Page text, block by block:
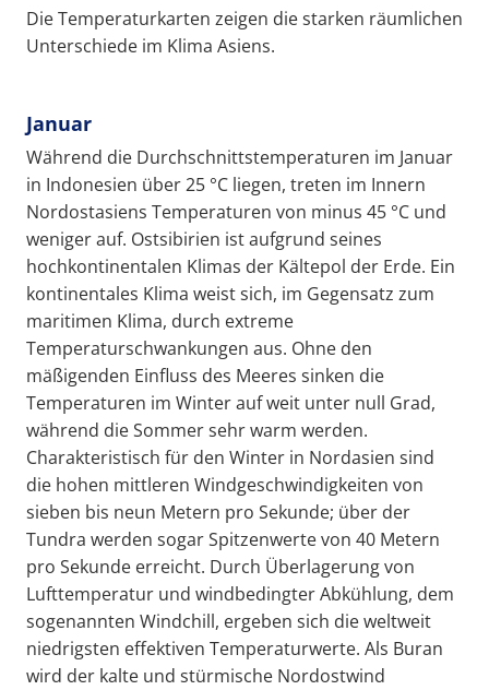
Die Temperaturkarten zeigen die starken räumlichen
Unterschiede im Klima Asiens.
Januar
Während die Durchschnittstemperaturen im Januar
in Indonesien über 25 °C liegen, treten im Innern
Nordostasiens Temperaturen von minus 45 °C und
weniger auf. Ostsibirien ist aufgrund seines
hochkontinentalen Klimas der Kältepol der Erde. Ein
kontinentales Klima weist sich, im Gegensatz zum
maritimen Klima, durch extreme
Temperaturschwankungen aus. Ohne den
mäßigenden Einfluss des Meeres sinken die
Temperaturen im Winter auf weit unter null Grad,
während die Sommer sehr warm werden.
Charakteristisch für den Winter in Nordasien sind
die hohen mittleren Windgeschwindigkeiten von
sieben bis neun Metern pro Sekunde; über der
Tundra werden sogar Spitzenwerte von 40 Metern
pro Sekunde erreicht. Durch Überlagerung von
Lufttemperatur und windbedingter Abkühlung, dem
sogenannten Windchill, ergeben sich die weltweit
niedrigsten effektiven Temperaturwerte. Als Buran
wird der kalte und stürmische Nordostwind